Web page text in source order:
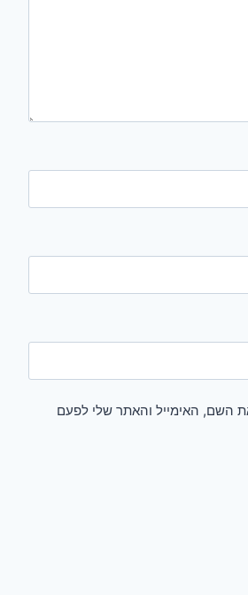
השם, האימייל והאתר שלי לפעם